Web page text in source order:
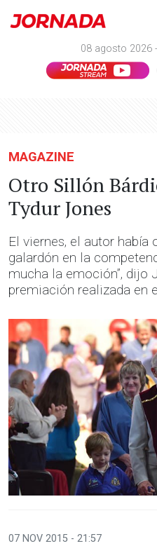
08 agosto 2026
MAGAZINE
Otro Sillón
Tydur Jones
El viernes, el autor
galardón en la
mucha la emoción”, dijo
premiación realizada en
07 NOV 2015 - 21:57